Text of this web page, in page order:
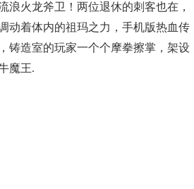
浪火龙斧卫！两位退休的刺客也在，
动着体内的祖玛之力，手机版热血传
铸造室的玩家一个个摩拳擦掌，架设
魔王.